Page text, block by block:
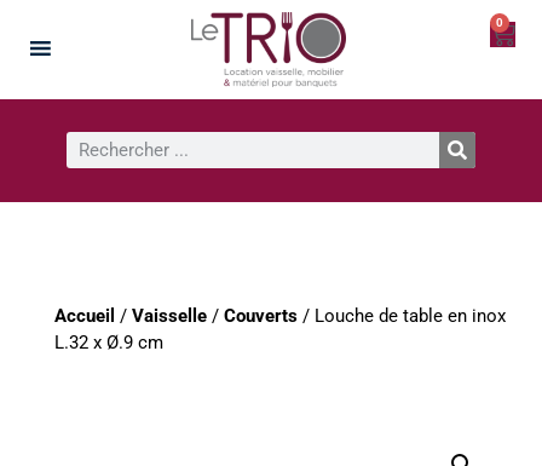
0
Accueil /Vaisselle /Couverts / Louche de table en inox
L.32 x Ø.9 cm